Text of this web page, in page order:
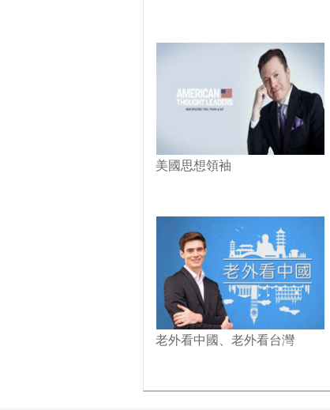
美國思想領袖
老外看中國、老外看台灣